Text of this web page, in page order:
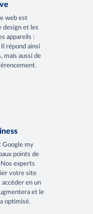
web est
design et les
appareils :
répond ainsi
mais aussi de
Google my
points de
experts
votre site
en un
et le
optimisé.